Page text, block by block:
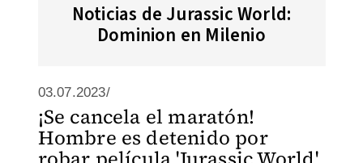
Noticias de Jurassic World:
Dominion en Milenio
03.07.2023/
¡Se cancela el maratón!
Hombre es detenido por